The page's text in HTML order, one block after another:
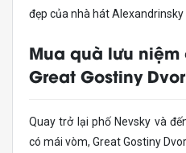
đẹp của nhà hát Alexandrinsky
Mua quà lưu
Great Gostiny Dvor
Quay trở lại phố Nevsky và
có mái vòm, Great Gostiny